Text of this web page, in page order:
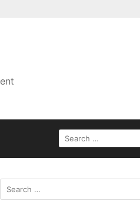
SEARCH
FOR:
Search
for: